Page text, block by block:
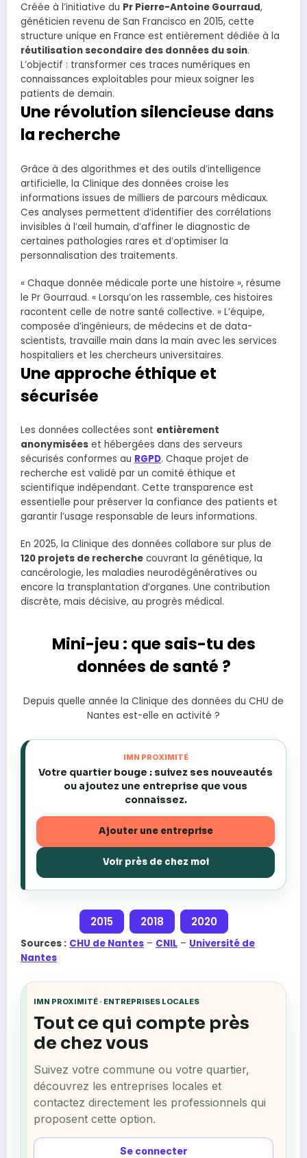
Créée à l’initiative du Pr Pierre-Antoine Gourraud,
généticien revenu de San Francisco en 2015, cette
structure unique en France est entièrement dédiée à la
réutilisation secondaire des données du soin.
L’objectif : transformer ces traces numériques en
connaissances exploitables pour mieux soigner les
patients de demain.
Une révolution silencieuse dans
la recherche
Grâce à des algorithmes et des outils d’intelligence
artificielle, la Clinique des données croise les
informations issues de milliers de parcours médicaux.
Ces analyses permettent d’identifier des corrélations
invisibles à l’œil humain, d’affiner le diagnostic de
certaines pathologies rares et d’optimiser la
personnalisation des traitements.
« Chaque donnée médicale porte une histoire », résume
le Pr Gourraud. « Lorsqu’on les rassemble, ces histoires
racontent celle de notre santé collective. » L’équipe,
composée d’ingénieurs, de médecins et de data-
scientists, travaille main dans la main avec les services
hospitaliers et les chercheurs universitaires.
Une approche éthique et
sécurisée
Les données collectées sont entièrement
anonymisées et hébergées dans des serveurs
sécurisés conformes au RGPD. Chaque projet de
recherche est validé par un comité éthique et
scientifique indépendant. Cette transparence est
essentielle pour préserver la confiance des patients et
garantir l’usage responsable de leurs informations.
En 2025, la Clinique des données collabore sur plus de
120 projets de recherche couvrant la génétique, la
cancérologie, les maladies neurodégénératives ou
encore la transplantation d’organes. Une contribution
discrète, mais décisive, au progrès médical.
Mini-jeu : que sais-tu des
données de santé ?
Depuis quelle année la Clinique des données du CHU de
Nantes est-elle en activité ?
IMN PROXIMITÉ
Votre quartier bouge : suivez ses nouveautés
ou ajoutez une entreprise que vous
connaissez.
Ajouter une entreprise
Voir près de chez moi
2015 2018 2020
Sources : CHU de Nantes – CNIL – Université de
Nantes
IMN PROXIMITÉ · ENTREPRISES LOCALES
Se connecter
Tout ce qui compte près
de chez vous
Suivez votre commune ou votre quartier,
découvrez les entreprises locales et
contactez directement les professionnels qui
proposent cette option.